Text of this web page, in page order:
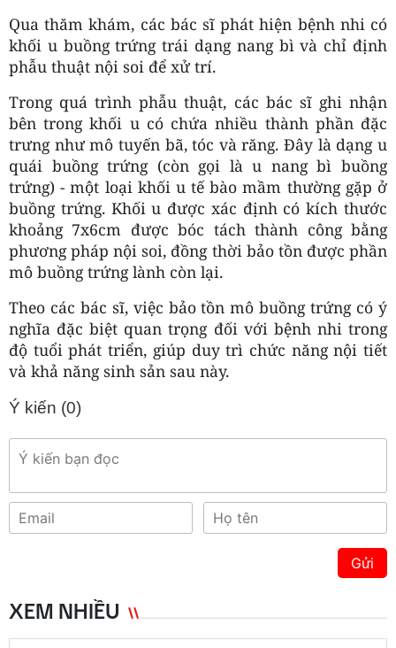
Qua thăm khám, các bác sĩ phát hiện bệnh nhi có
khối u buồng trứng trái dạng nang bì và chỉ định
phẫu thuật nội soi để xử trí.
Trong quá trình phẫu thuật, các bác sĩ ghi nhận
bên trong khối u có chứa nhiều thành phần đặc
trưng như mô tuyến bã, tóc và răng. Đây là dạng u
quái buồng trứng (còn gọi là u nang bì buồng
trứng) - một loại khối u tế bào mầm thường gặp ở
buồng trứng. Khối u được xác định có kích thước
khoảng 7x6cm được bóc tách thành công bằng
phương pháp nội soi, đồng thời bảo tồn được phần
mô buồng trứng lành còn lại.
Theo các bác sĩ, việc bảo tồn mô buồng trứng có ý
nghĩa đặc biệt quan trọng đối với bệnh nhi trong
độ tuổi phát triển, giúp duy trì chức năng nội tiết
và khả năng sinh sản sau này.
Ý kiến (0)
Gửi
XEM NHIỀU